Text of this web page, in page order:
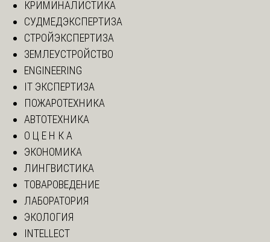
КРИМИНАЛИСТИКА
СУДМЕДЭКСПЕРТИЗА
СТРОЙЭКСПЕРТИЗА
ЗЕМЛЕУСТРОЙСТВО
ENGINEERING
IT ЭКСПЕРТИЗА
ПОЖАРОТЕХНИКА
АВТОТЕХНИКА
О Ц Е Н К А
ЭКОНОМИКА
ЛИНГВИСТИКА
ТОВАРОВЕДЕНИЕ
ЛАБОРАТОРИЯ
ЭКОЛОГИЯ
INTELLECT